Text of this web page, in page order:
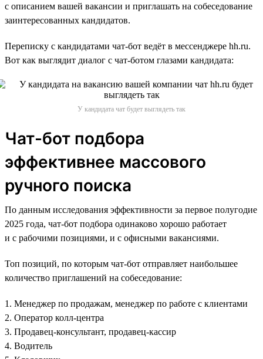
с описанием вашей вакансии и приглашать на собеседование
заинтересованных кандидатов.
Переписку с кандидатами чат-бот ведёт в мессенджере hh.ru.
Вот как выглядит диалог с чат-ботом глазами кандидата:
У кандидата чат будет выглядеть так
Чат-бот подбора
эффективнее массового
ручного поиска
По данным исследования эффективности за первое полугодие
2025 года, чат-бот подбора одинаково хорошо работает
и с рабочими позициями, и с офисными вакансиями.
Топ позиций, по которым чат-бот отправляет наибольшее
количество приглашений на собеседование:
1. Менеджер по продажам, менеджер по работе с клиентами
2. Оператор колл-центра
3. Продавец-консультант, продавец-кассир
4. Водитель